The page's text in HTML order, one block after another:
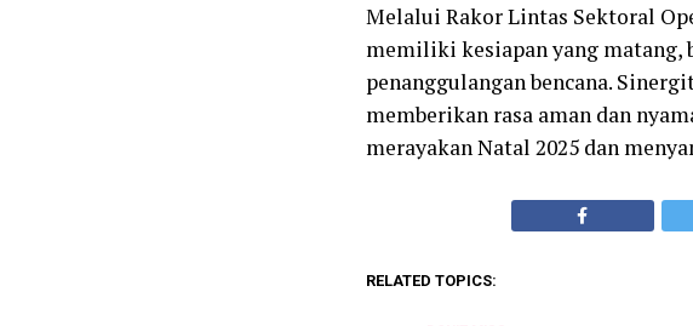
Melalui Rakor Lintas Sektoral
memiliki kesiapan yang matang,
penanggulangan bencana.
memberikan rasa aman dan
merayakan Natal 2025 dan
RELATED TOPICS: